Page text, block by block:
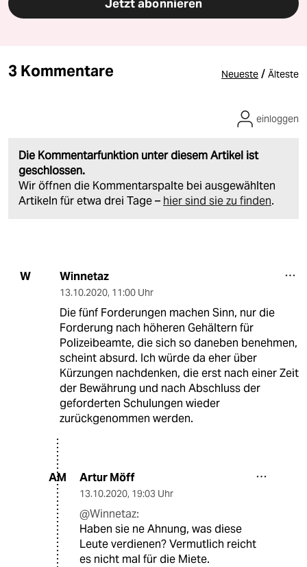
Jetzt abonnieren
3 Kommentare Neueste / Älteste
Die Kommentarfunktion unter diesem Artikel ist
geschlossen.
Wir öffnen die Kommentarspalte bei ausgewählten
Artikeln für etwa drei Tage – hier sind sie zu finden.
einloggen
W Winnetaz
13.10.2020, 11:00 Uhr
Die fünf Forderungen machen Sinn, nur die
Forderung nach höheren Gehältern für
Polizeibeamte, die sich so daneben benehmen,
scheint absurd. Ich würde da eher über
Kürzungen nachdenken, die erst nach einer Zeit
der Bewährung und nach Abschluss der
geforderten Schulungen wieder
zurückgenommen werden.
AM Artur Möff
13.10.2020, 19:03 Uhr
@Winnetaz:
Haben sie ne Ahnung, was diese
Leute verdienen? Vermutlich reicht
es nicht mal für die Miete.